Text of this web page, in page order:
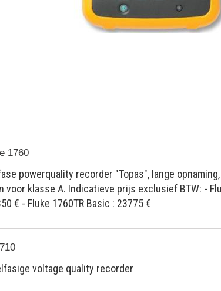
1760
powerquality recorder "Topas", lange
voor klasse A. Indicatieve prijs exclusief BTW: -
€ - Fluke 1760TR Basic : 23775 €
voltage quality recorder